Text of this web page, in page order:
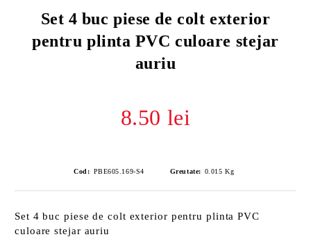
Set 4 buc piese de colt exterior
pentru plinta PVC culoare stejar
auriu
8.50 lei
Cod: PBE605.169-S4 Greutate: 0.015 Kg
Set 4 buc piese de colt exterior pentru plinta PVC
culoare stejar auriu